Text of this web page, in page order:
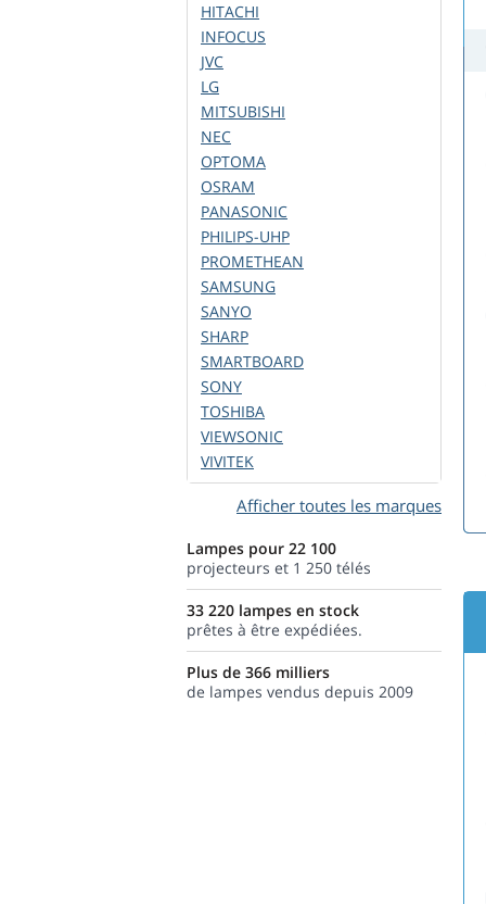
HITACHI
INFOCUS
JVC
LG
MITSUBISHI
NEC
OPTOMA
OSRAM
PANASONIC
PHILIPS-UHP
PROMETHEAN
SAMSUNG
SANYO
SHARP
SMARTBOARD
SONY
TOSHIBA
VIEWSONIC
VIVITEK
Afficher toutes les marques
Lampes pour 22 100
projecteurs et 1 250 télés
33 220 lampes en stock
prêtes à être expédiées.
Plus de 366 milliers
de lampes vendus depuis 2009